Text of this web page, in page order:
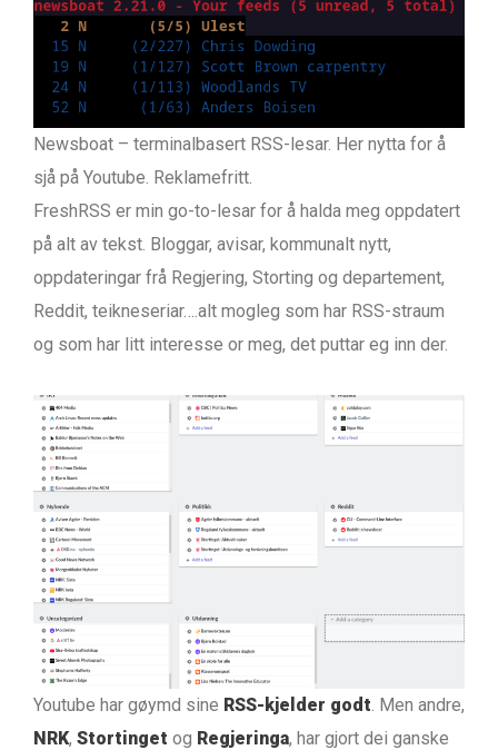
Newsboat – terminalbasert RSS-lesar. Her nytta for å
sjå på Youtube. Reklamefritt.
FreshRSS er min go-to-lesar for å halda meg oppdatert
på alt av tekst. Bloggar, avisar, kommunalt nytt,
oppdateringar frå Regjering, Storting og departement,
Reddit, teikneseriar….alt mogleg som har RSS-straum
og som har litt interesse or meg, det puttar eg inn der.
Youtube har gøymd sine RSS-kjelder godt . Men andre,
NRK, Stortinget og Regjeringa, har gjort dei ganske